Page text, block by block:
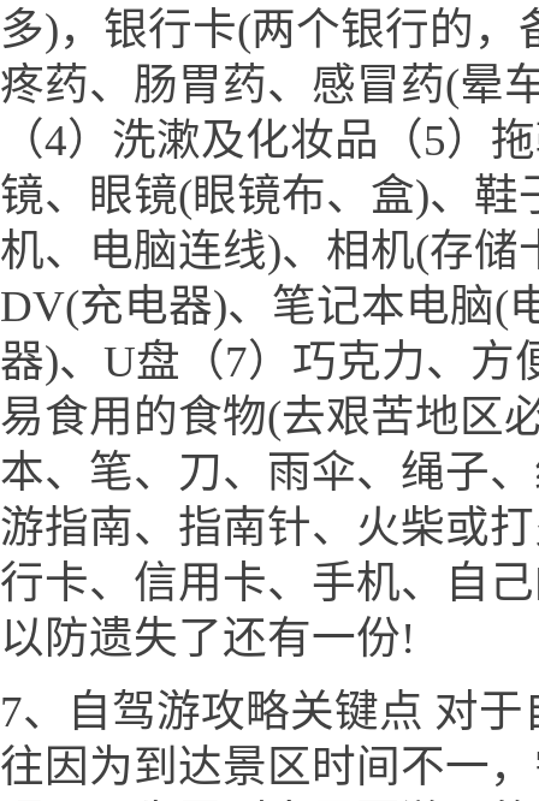
多)，银行卡(两个银行的
疼药、肠胃药、感冒药(晕
（4）洗漱及化妆品（5）
镜、眼镜(眼镜布、盒)、
机、电脑连线)、相机(存
DV(充电器)、笔记本电脑(
器)、U盘（7）巧克力、方
易食用的食物(去艰苦地区
本、笔、刀、雨伞、绳子
游指南、指南针、火柴或
行卡、信用卡、手机、自
以防遗失了还有一份!
7、自驾游攻略关键点 对
往因为到达景区时间不一